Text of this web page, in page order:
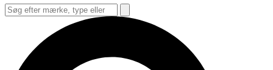
Søg
efter: